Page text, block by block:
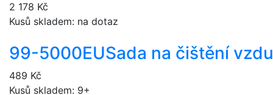
2 178 Kč
Kusů skladem: na dotaz
99-5000EUSada na čištění
489 Kč
Kusů skladem: 9+